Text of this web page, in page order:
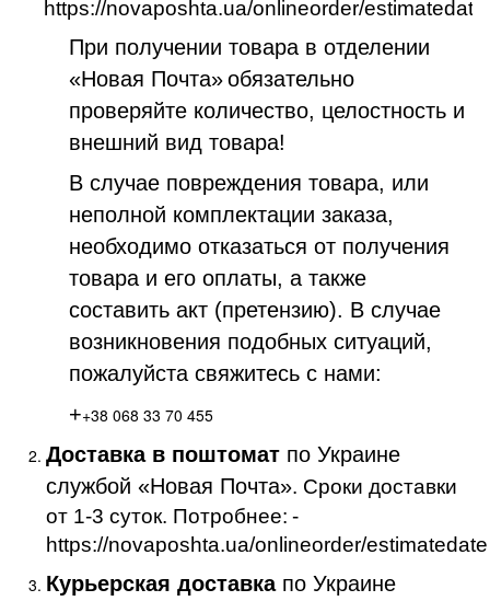
https://novaposhta.ua/onlineorder/estimatedate
При получении товара в отделении
«Новая Почта»обязательно
проверяйте количество, целостность и
внешний вид товара!
В случае повреждения товара, или
неполной комплектации заказа,
необходимо отказаться от получения
товара и его оплаты, а также
составить акт (претензию). В случае
возникновения подобных ситуаций,
пожалуйста свяжитесь с нами:
++38 068 33 70 455
Доставка в поштомат по Украине
службой «Новая Почта». Сроки доставки
от 1-3 суток. Потробнее: -
https://novaposhta.ua/onlineorder/estimatedate
Курьерская доставка по Украине